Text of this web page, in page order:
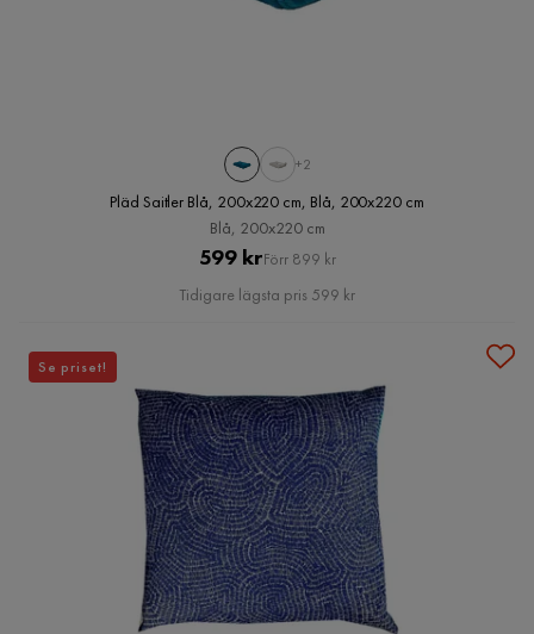
+2
Pläd Saitler Blå, 200x220 cm, Blå, 200x220 cm
Blå, 200x220 cm
Pris
599 krOriginal
Pris
Förr 899 kr
Tidigare lägsta pris 599 kr
Se priset!